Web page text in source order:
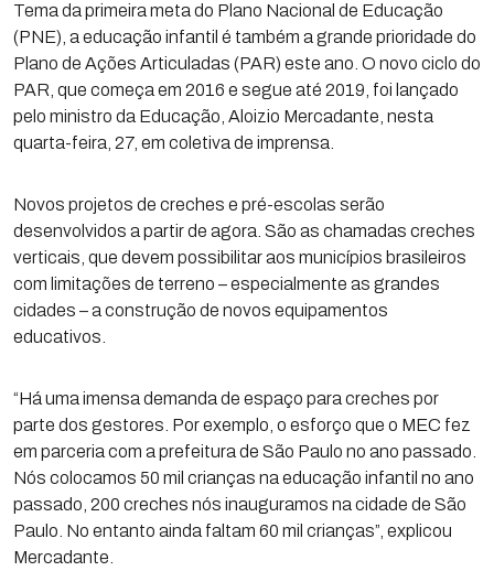
Tema da primeira meta do Plano Nacional de Educação
(PNE), a educação infantil é também a grande prioridade do
Plano de Ações Articuladas (PAR) este ano. O novo ciclo do
PAR, que começa em 2016 e segue até 2019, foi lançado
pelo ministro da Educação, Aloizio Mercadante, nesta
quarta-feira, 27, em coletiva de imprensa.
Novos projetos de creches e pré-escolas serão
desenvolvidos a partir de agora. São as chamadas creches
verticais, que devem possibilitar aos municípios brasileiros
com limitações de terreno – especialmente as grandes
cidades – a construção de novos equipamentos
educativos.
“Há uma imensa demanda de espaço para creches por
parte dos gestores. Por exemplo, o esforço que o MEC fez
em parceria com a prefeitura de São Paulo no ano passado.
Nós colocamos 50 mil crianças na educação infantil no ano
passado, 200 creches nós inauguramos na cidade de São
Paulo. No entanto ainda faltam 60 mil crianças”, explicou
Mercadante.